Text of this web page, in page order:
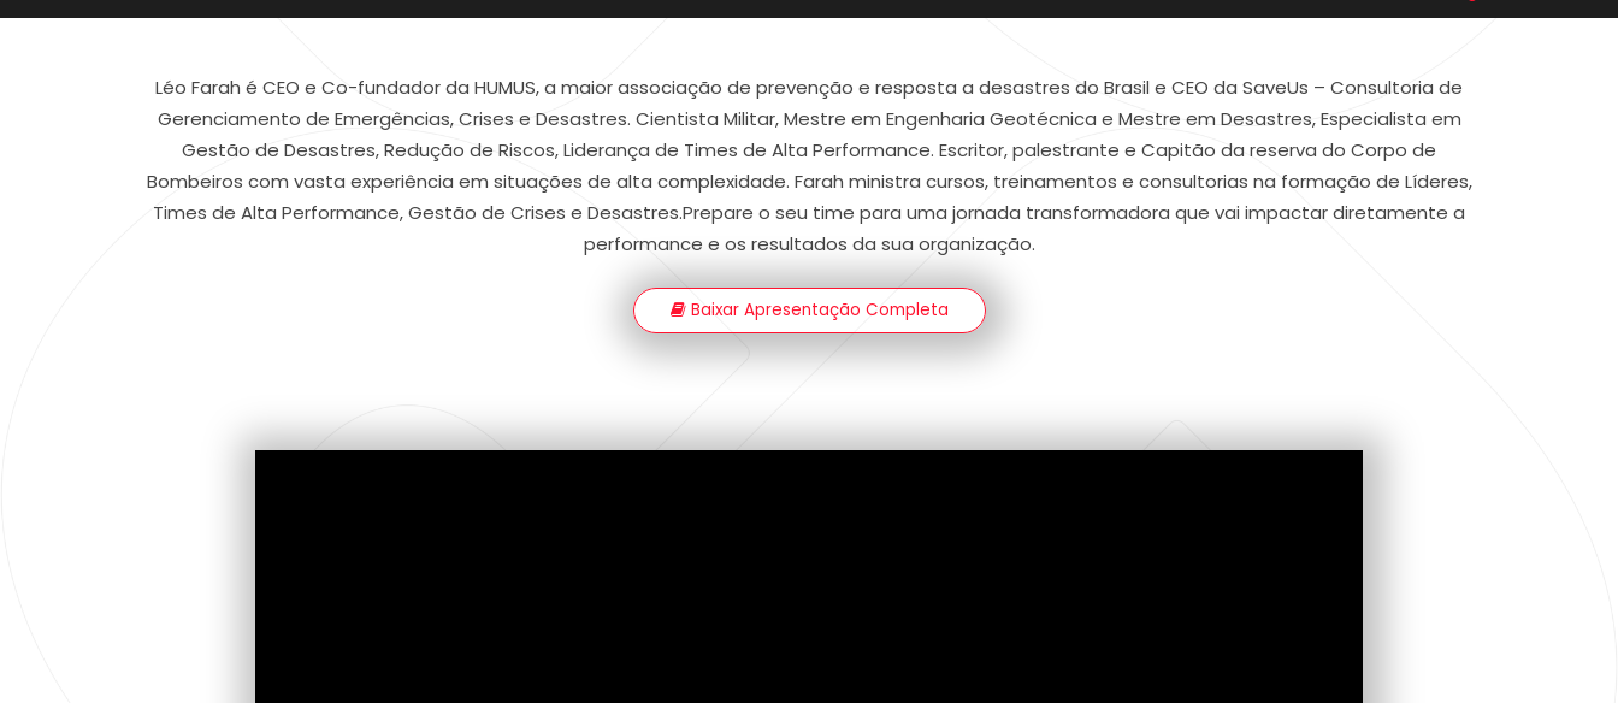
Léo Farah é CEO e Co-fundador da HUMUS, a maior associação de prevenção e resposta a desastres do Brasil e CEO da SaveUs – Consultoria de
Gerenciamento de Emergências, Crises e Desastres. Cientista Militar, Mestre em Engenharia Geotécnica e Mestre em Desastres, Especialista em
Gestão de Desastres, Redução de Riscos, Liderança de Times de Alta Performance. Escritor, palestrante e Capitão da reserva do Corpo de
Bombeiros com vasta experiência em situações de alta complexidade. Farah ministra cursos, treinamentos e consultorias na formação de Líderes,
Times de Alta Performance, Gestão de Crises e Desastres.Prepare o seu time para uma jornada transformadora que vai impactar diretamente a
performance e os resultados da sua organização.
Baixar Apresentação Completa